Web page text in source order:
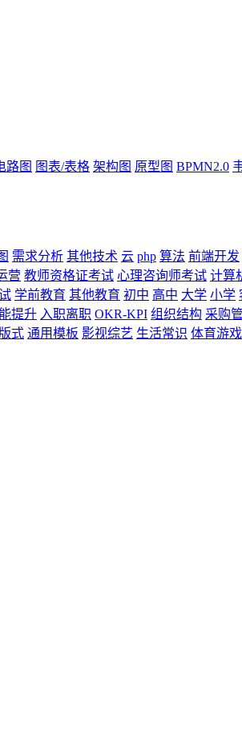
路图 图表/表格 架构图 原型图 BPMN2.0
需求分析 其他技术 云 php 算法 前端开发
营 教师资格证考试 心理咨询师考试 计算
学前教育 其他教育 初中 高中 大学 小学
提升 入职离职 OKR-KPI 组织结构 采购
式 通用模板 影视综艺 生活常识 体育游戏